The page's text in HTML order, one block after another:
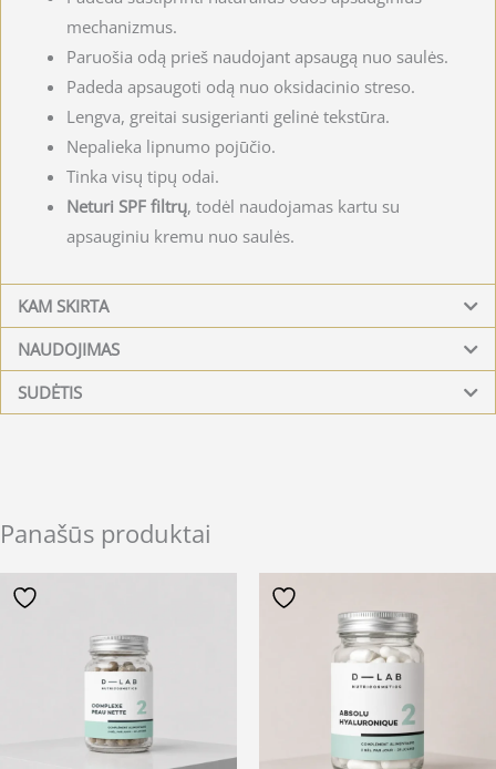
mechanizmus.
Paruošia odą prieš naudojant apsaugą nuo saulės.
Padeda apsaugoti odą nuo oksidacinio streso.
Lengva, greitai susigerianti gelinė tekstūra.
Nepalieka lipnumo pojūčio.
Tinka visų tipų odai.
Neturi SPF filtrų, todėl naudojamas kartu su
apsauginiu kremu nuo saulės.
KAM SKIRTA
NAUDOJIMAS
SUDĖTIS
Panašūs produktai